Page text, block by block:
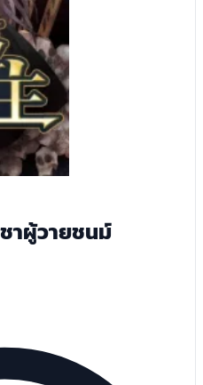
าผู้วายชนม์